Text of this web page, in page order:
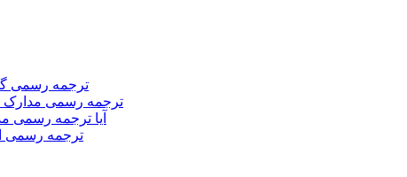
ترجمه رسمی
ترجمه رسمی مدارک
آیا ترجمه رسمی
ترجمه رسمی